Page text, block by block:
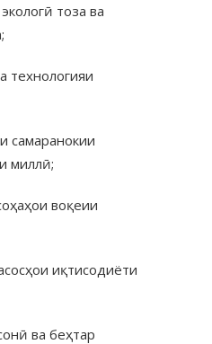
тоза ва
технологияи
самаранокии
миллӣ;
воқеии
иқтисодиёти
ва беҳтар